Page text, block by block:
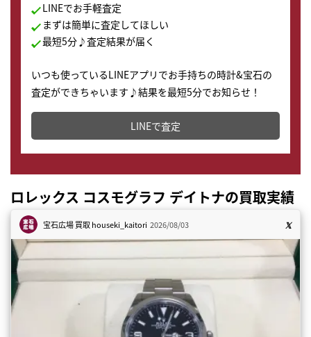
LINEでお手軽査定
まずは簡単に査定してほしい
最短5分♪査定結果が届く
いつも使っているLINEアプリでお手持ちの時計&宝石の
査定ができちゃいます♪結果を最短5分でお知らせ！
どこからでもすぐに査定金額を知ることが出来ます。
LINEで査定
ロレックス コスモグラフ デイトナの買取実績
宝石広場 買取houseki_kaitori 2026/08/03